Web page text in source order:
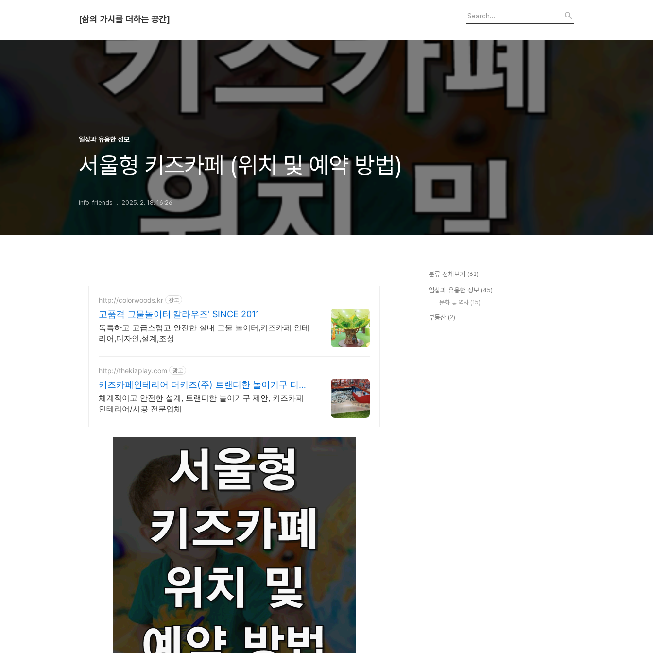
[삶의 가치를 더하는 공간]
일상과 유용한 정보
서울형 키즈카페 (위치 및 예약 방법)
info-friends 2025. 2. 18. 16:26
http://colorwoods.kr 광고
고품격 그물놀이터'칼라우즈' SINCE 2011
독특하고 고급스럽고 안전한 실내 그물 놀이터,키즈카페 인테
리어,디자인,설계,조성
http://thekizplay.com 광고
키즈카페인테리어 더키즈(주) 트랜디한 놀이기구 디자
인설계
체계적이고 안전한 설계, 트랜디한 놀이기구 제안, 키즈카페
인테리어/시공 전문업체
분류 전체보기 (62)
일상과 유용한 정보 (45)
문화 및 역사 (15)
부동산 (2)